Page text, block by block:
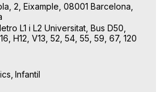
2, Eixample, 08001 Barcelona,
L1 i L2 Universitat, Bus D50,
H12, V13, 52, 54, 55, 59, 67, 120
Infantil